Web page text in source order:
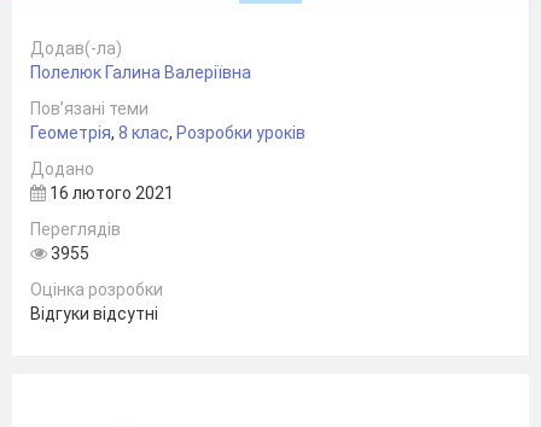
вченого, про життєвий шлях якого ви
завдання.
Додав(-ла)
Полелюк Галина Валеріївна
Пов’язані теми
Геометрія, 8 клас, Розробки уроків
Додано
16 лютого 2021
Переглядів
3955
Оцінка розробки
Відгуки відсутні